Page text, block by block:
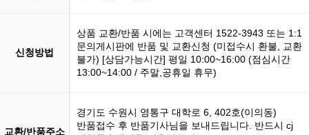
신청방법
상품 교환/반품 시에는 고객센터 1522-3943 또는 1:1
문의게시판에 반품 및 교환신청 (미접수시 환불, 교환
불가) [상담가능시간] 평일 10:00~16:00 (점심시간
13:00~14:00 / 주말,공휴일 휴무)
교환/반품주소
경기도 수원시 영통구 대학로 6, 402호(이의동)
반품접수 후 반품기사님을 보내드립니다. 반드시 cj